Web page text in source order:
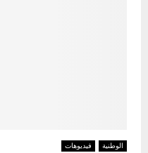
الوطنية فيديوهات